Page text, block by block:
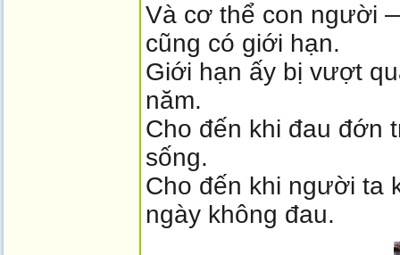
Và cơ thể con người
cũng có giới hạn.
Giới hạn ấy bị vượt
năm.
Cho đến khi đau đớn
sống.
Cho đến khi người ta
ngày không đau.